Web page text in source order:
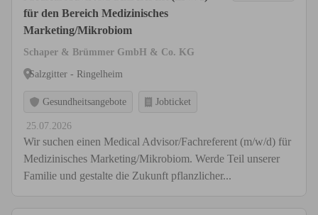
für den Bereich Medizinisches
Marketing/Mikrobiom
Schaper & Brümmer GmbH & Co. KG
Salzgitter - Ringelheim
Gesundheitsangebote Jobticket
25.07.2026
Wir suchen einen Medical Advisor/Fachreferent (m/w/d) für
Medizinisches Marketing/Mikrobiom. Werde Teil unserer
Familie und gestalte die Zukunft pflanzlicher...